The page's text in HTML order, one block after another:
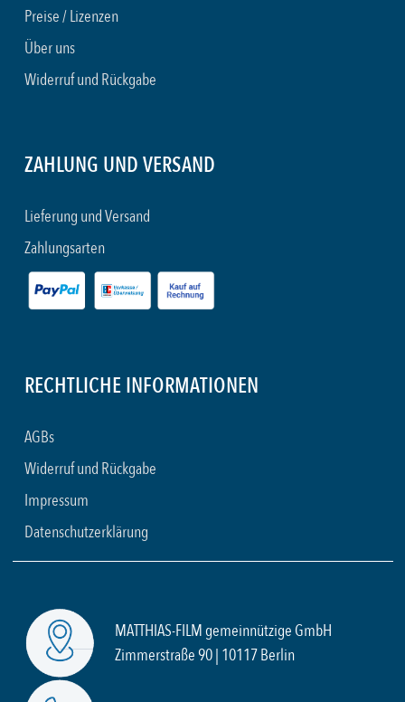
Preise / Lizenzen
Über uns
Widerruf und Rückgabe
ZAHLUNG UND VERSAND
Lieferung und Versand
Zahlungsarten
RECHTLICHE INFORMATIONEN
AGBs
Widerruf und Rückgabe
Impressum
Datenschutzerklärung
MATTHIAS-FILM gemeinnützige GmbH
Zimmerstraße 90 | 10117 Berlin